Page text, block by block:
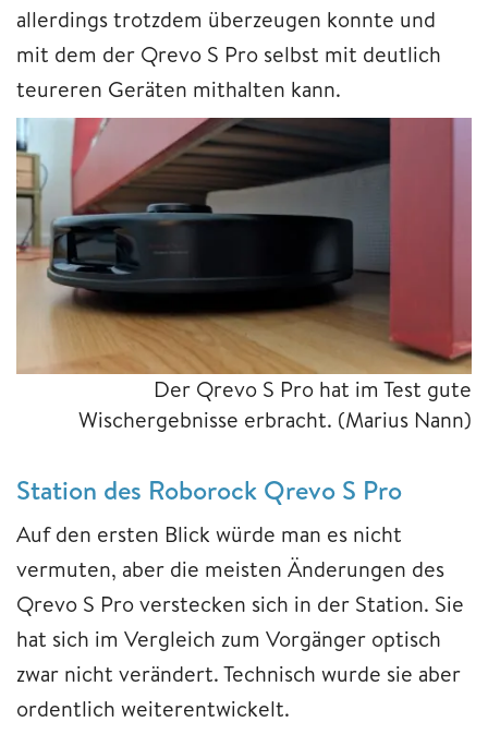
allerdings trotzdem überzeugen konnte und
mit dem der Qrevo S Pro selbst mit deutlich
teureren Geräten mithalten kann.
Der Qrevo S Pro hat im Test gute
Wischergebnisse erbracht. (Marius Nann)
Station des Roborock Qrevo S Pro
Auf den ersten Blick würde man es nicht
vermuten, aber die meisten Änderungen des
Qrevo S Pro verstecken sich in der Station. Sie
hat sich im Vergleich zum Vorgänger optisch
zwar nicht verändert. Technisch wurde sie aber
ordentlich weiterentwickelt.